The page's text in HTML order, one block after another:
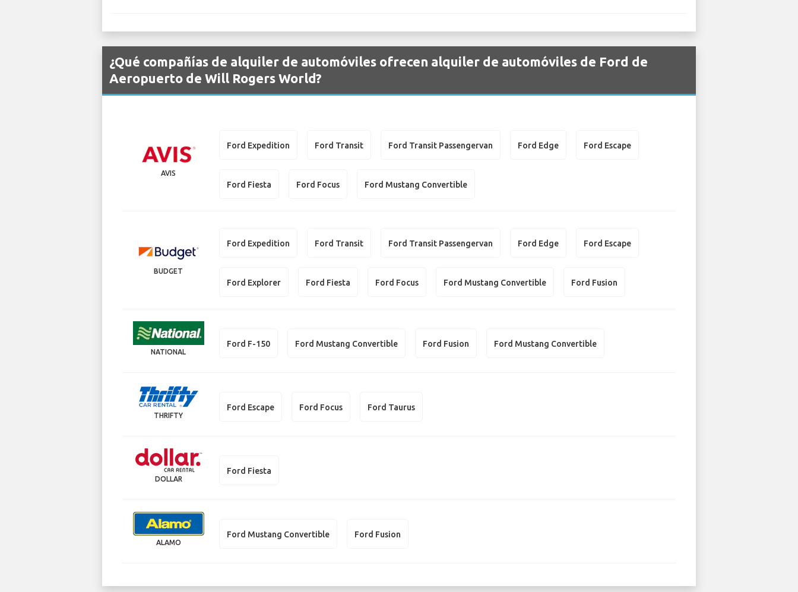
¿Qué compañías de alquiler de automóviles ofrecen alquiler de automóviles de Ford de
Aeropuerto de Will Rogers World?
AVIS
Ford Expedition Ford Transit Ford Transit Passengervan Ford Edge Ford Escape
Ford Fiesta Ford Focus Ford Mustang Convertible
BUDGET
Ford Expedition Ford Transit Ford Transit Passengervan Ford Edge Ford Escape
Ford Explorer Ford Fiesta Ford Focus Ford Mustang Convertible Ford Fusion
NATIONAL
Ford F-150 Ford Mustang Convertible Ford Fusion Ford Mustang Convertible
THRIFTY
Ford Escape Ford Focus Ford Taurus
DOLLAR
Ford Fiesta
ALAMO
Ford Mustang Convertible Ford Fusion